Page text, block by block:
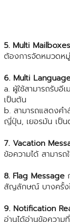
5. Multi Mailboxes
ต้องการจัดหมวดห
6. Multi
a. ผู้ใช้สามารถรับอี
เป็นต้น
b. สามารถแสดงคำ
ญี่ปุ่น, เยอรมัน เป็
7. Vacation
ข้อความได้ สามาร
8. Flag Message
สัญลักษณ์ บางครั้งใ
9. Notification